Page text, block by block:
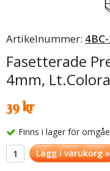
Artikelnummer:
Fasetterade
4mm,
39 kr
Finns i lager för
Lägg i varukorg »